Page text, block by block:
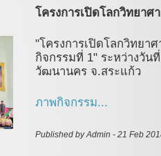
โครงการเปิดโลกวิทยา
"โครงการเปิดโลกวิทยา
กิจกรรมที่ 1" ระหว่างวัน
วัฒนานคร จ.สระแก้ว
ภาพกิจกรรม...
Published by Admin - 21 Feb